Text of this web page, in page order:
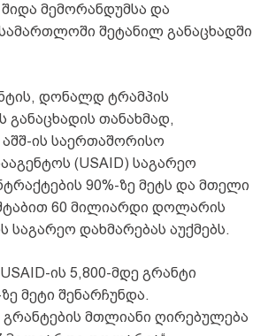
შიდა მემორანდუმსა და
შეტანილ განაცხადში
დონალდ ტრამპის
განაცხადის თანახმად,
ის საერთაშორისო
(USAID) საგარეო
90%-ზე მეტს და მთელი
60 მილიარდი დოლარის
საგარეო დახმარებას აუქმებს.
ის 5,800-მდე გრანტი
მეტი შენარჩუნდა.
გრანტების მთლიანი ღირებულება